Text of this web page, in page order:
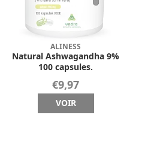
ALINESS
Natural Ashwagandha 9%
100 capsules.
€9,97
VOIR